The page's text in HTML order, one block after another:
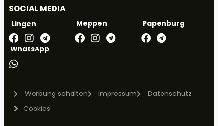
SOCIAL MEDIA
Lingen Meppen Papenburg
WhatsApp
Werbung schalten Impressum
Datenschutz
Cookies